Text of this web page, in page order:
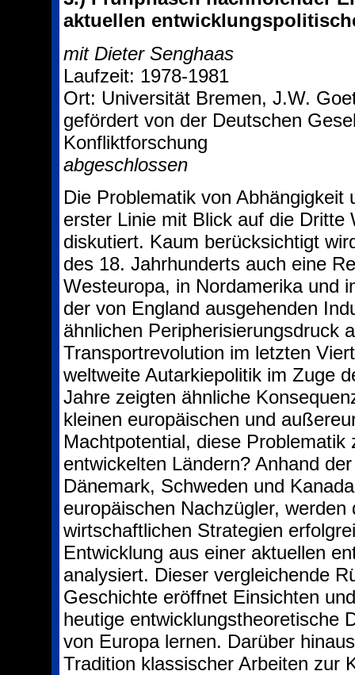
aktuellen
mit Dieter Senghaas
Laufzeit: 1978-1981
Ort: Universität Bremen, J.W.
gefördert von der Deutschen
Konfliktforschung
abgeschlossen
Die Problematik von Abhängigkeit
erster Linie mit Blick auf die
diskutiert. Kaum berücksichtigt
des 18. Jahrhunderts auch eine
Westeuropa, in Nordamerika und
der von England ausgehenden
ähnlichen Peripherisierungsdruck
Transportrevolution im letzten
weltweite Autarkiepolitik im Zuge
Jahre zeigten ähnliche
kleinen europäischen und
Machtpotential, diese
entwickelten Ländern? Anhand
Dänemark, Schweden und
europäischen Nachzügler,
wirtschaftlichen Strategien
Entwicklung aus einer aktuellen
analysiert. Dieser vergleichende
Geschichte eröffnet Einsichten
heutige entwicklungstheoretische
von Europa lernen. Darüber
Tradition klassischer Arbeiten zur